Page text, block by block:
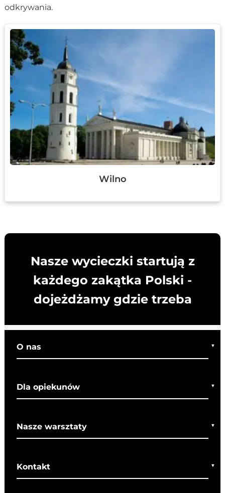
odkrywania.
Wilno
Nasze wycieczki startują z
każdego zakątka Polski -
dojeżdżamy gdzie trzeba
O nas
Co o nas mówią
Dla opiekunów
Bezpieczeństwo
Nasze warsztaty
Warsztaty wielkanocne
Kontakt